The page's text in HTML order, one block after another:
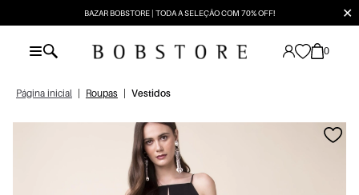
BAZAR BOBSTORE | TODA A SELEÇÃO COM 70% OFF! ✕
0
Página inicial Roupas Vestidos